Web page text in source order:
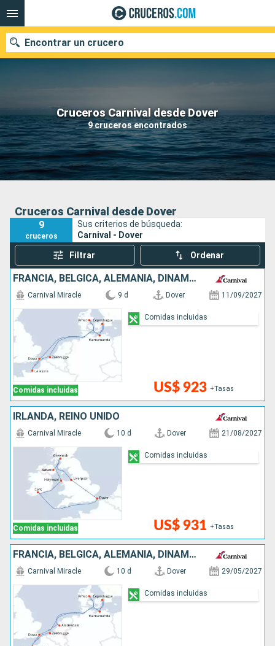
Cruceros Carnival desde Dover
9 cruceros encontrados
Encontrar un crucero
Nuestros destinos
Fecha de salida
Puertos Compañías
Cruceros Carnival desde Dover
9
cruceros
Sus criterios de búsqueda:
Carnival - Dover
Filtrar Ordenar
FRANCIA, BÉLGICA, ALEMANIA, DINAMARCA, REINO UNIDO
Comidas incluidas
Carnival Miracle 9 d Dover 11/09/2027
US$ 923 +Tasas
Comidas incluidas
IRLANDA, REINO UNIDO
Comidas incluidas
Carnival Miracle 10 d Dover 21/08/2027
US$ 931 +Tasas
Comidas incluidas
FRANCIA, BÉLGICA, ALEMANIA, DINAMARCA, PAISES BAJOS, REINO UNIDO
Carnival Miracle 10 d Dover 29/05/2027
Comidas incluidas